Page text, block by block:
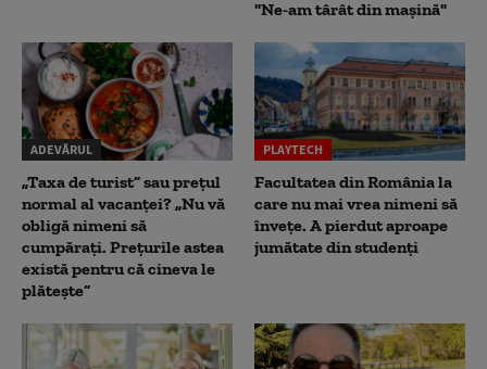
"Ne-am târât din mașină"
ADEVĂRUL
„Taxa de turist” sau prețul
normal al vacanței? „Nu vă
obligă nimeni să
cumpărați. Prețurile astea
există pentru că cineva le
plătește”
PLAYTECH
Facultatea din România la
care nu mai vrea nimeni să
înveţe. A pierdut aproape
jumătate din studenţi